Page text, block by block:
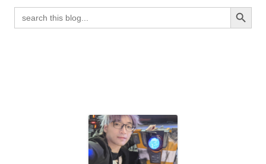
for:
Search Button